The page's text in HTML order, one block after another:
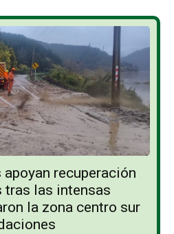
recuperación
tras las intensas
la zona centro sur